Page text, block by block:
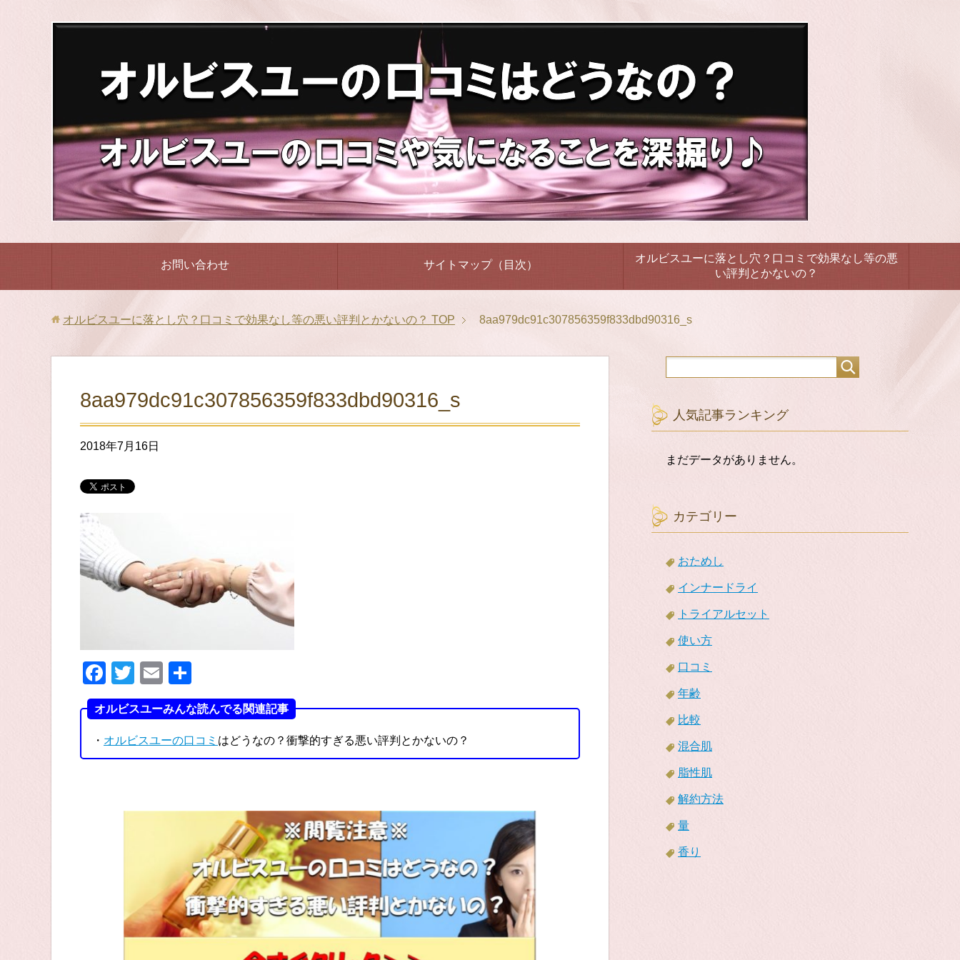
お問い合わせ サイトマップ（目次）
オルビスユーに落とし穴？口コミで効果なし等の悪
い評判とかないの？
オルビスユーに落とし穴？口コミで効果なし等の悪い評判とかないの？ TOP 8aa979dc91c307856359f833dbd90316_s
8aa979dc91c307856359f833dbd90316_s
2018年7月16日
F
a
c
e
b
T
wi
tt
er
E
m
ail
有
オルビスユーみんな読んでる関連記事
・ オルビスユーの口コミ はどうなの？衝撃的すぎる悪い評判とかないの？
人気記事ランキング
まだデータがありません。
カテゴリー
おためし
インナードライ
トライアルセット
使い方
口コミ
年齢
比較
混合肌
脂性肌
解約方法
量
香り